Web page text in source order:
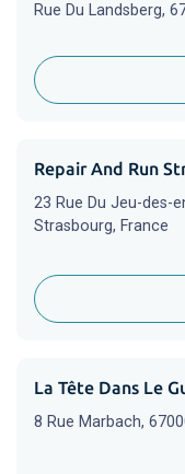
Rue Du Landsberg,
Repair And Run
23 Rue Du Jeu-des-
Strasbourg, France
La Tête Dans Le
8 Rue Marbach,